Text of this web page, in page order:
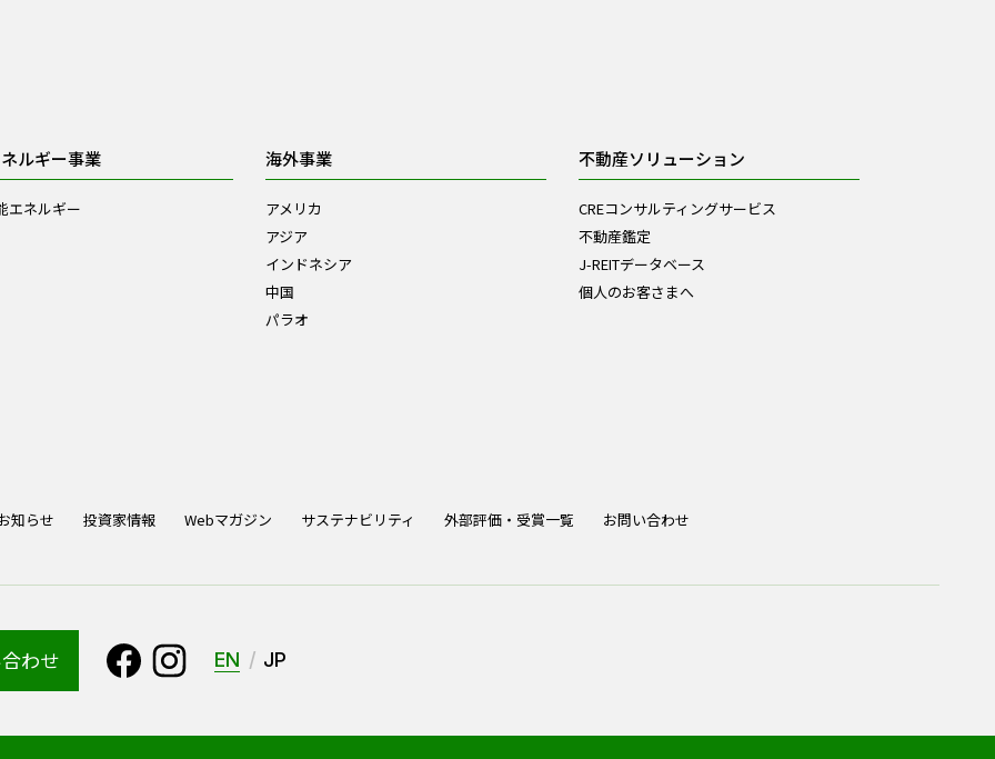
ルギー事業
エネルギー
海外事業
アメリカ
アジア
インドネシア
中国
パラオ
不動産ソリューション
CREコンサルティングサービス
不動産鑑定
J-REITデータベース
個人のお客さまへ
知らせ 投資家情報 Webマガジン サステナビリティ 外部評価・受賞一覧 お問い合わせ
わせ EN JP